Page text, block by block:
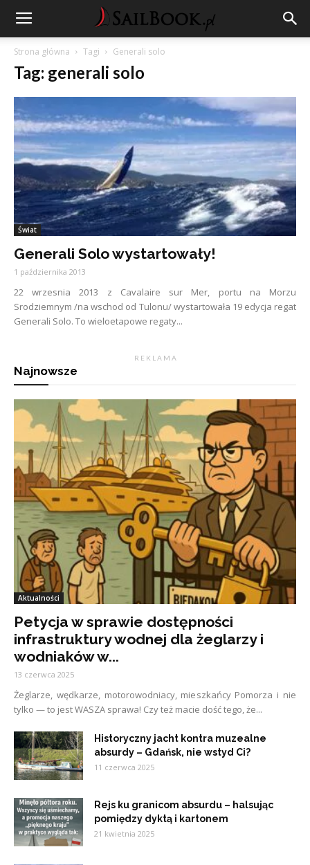
Strona główna Tagi Generali solo
Tag: generali solo
Świat
Generali Solo wystartowały!
1 października 2013
22 wrzesnia 2013 z Cavalaire sur Mer, portu na Morzu
Srodziemnym /na wschod od Tulonu/ wystartowała 19 edycja regat
Generali Solo. To wieloetapowe regaty...
R E K L A M A
Najnowsze
Aktualności
Petycja w sprawie dostępności
infrastruktury wodnej dla żeglarzy i
wodniaków w...
13 czerwca 2025
Żeglarze, wędkarze, motorowodniacy, mieszkańcy Pomorza i nie
tylko — to jest WASZA sprawa! Czy też macie dość tego, że...
Historyczny jacht kontra muzealne
absurdy – Gdańsk, nie wstyd Ci?
11 czerwca 2025
Rejs ku granicom absurdu – halsując
pomiędzy dyktą i kartonem
21 kwietnia 2025